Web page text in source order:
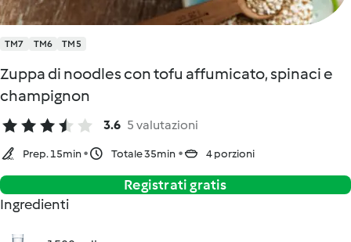
TM7 TM6 TM5
Zuppa di noodles con tofu affumicato, spinaci e
champignon
3.6 5 valutazioni
Prep. 15min Totale 35min 4 porzioni
Registrati gratis
Ingredienti